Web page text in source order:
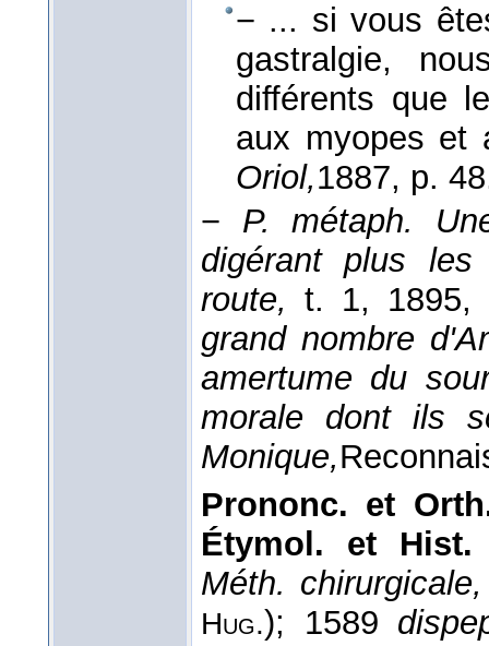
− ... si vous
gastralgie,
différents que
aux myopes et
Oriol,1887, p.
− P. métaph.
digérant plus les
route, t. 1, 1895,
grand nombre
amertume du
morale dont ils
Monique,
Prononc. et
Étymol. et Hist.
Méth. chirurgicale,
Hug.); 1589